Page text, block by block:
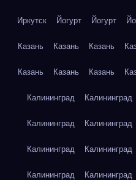
Иркутск Йогурт Йогурт
Казань Казань Казань
Казань Казань Казань
Калининград Калининград
Калининград Калининград
Калининград Калининград
Калининград Калининград